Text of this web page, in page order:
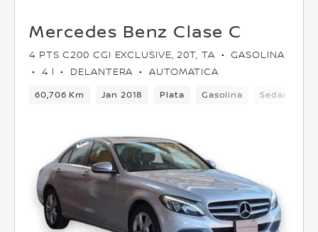
Mercedes Benz Clase C
4 PTS C200 CGI EXCLUSIVE, 20T, TA
GASOLINA
4 l
DELANTERA AUTOMATICA
60,706 Km Jan 2018 Plata Gasolina Sedan